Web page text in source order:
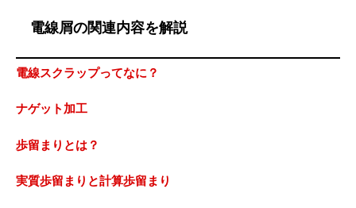
電線屑の関連内容を解説
電線スクラップってなに？
ナゲット加工
歩留まりとは？
実質歩留まりと計算歩留まり